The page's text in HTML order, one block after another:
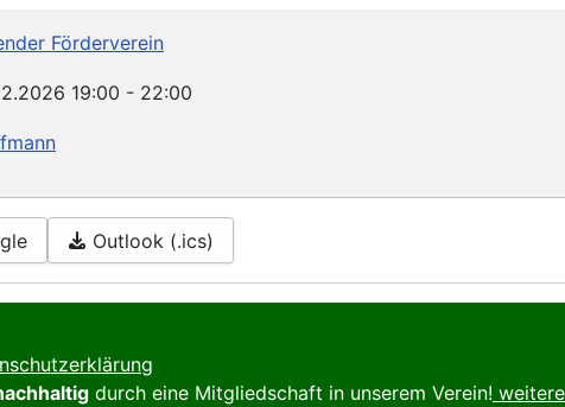
Förderverein
19:00 - 22:00
Outlook (.ics)
durch eine Mitgliedschaft in unserem Verein!